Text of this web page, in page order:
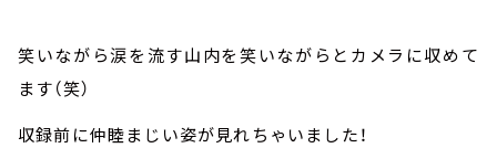
笑いながら涙を流す山内を笑いながらとカメラに収めて
ます（笑）
収録前に仲睦まじい姿が見れちゃいました！